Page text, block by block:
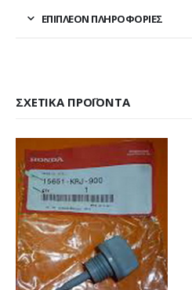
ΕΠΙΠΛΈΟΝ ΠΛΗΡΟΦΟΡΊΕΣ
ΣΧΕΤΙΚΆ ΠΡΟΪΌΝΤΑ